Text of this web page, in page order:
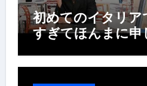
初めてのイタリア
すぎてほんまに申